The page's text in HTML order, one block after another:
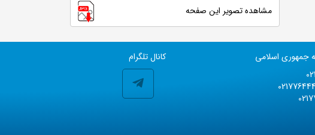
مشاهده تصویر این صفحه
کانال تلگرام
جمهوری اسلامی